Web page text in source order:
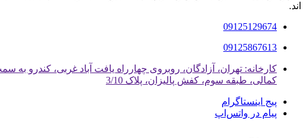
اند.
09125129674
09125867613
کمالی، طبقه سوم، کفش پالیزان، پلاک 3/10
پیج اینستاگرام
پیام در واتس‌اپ